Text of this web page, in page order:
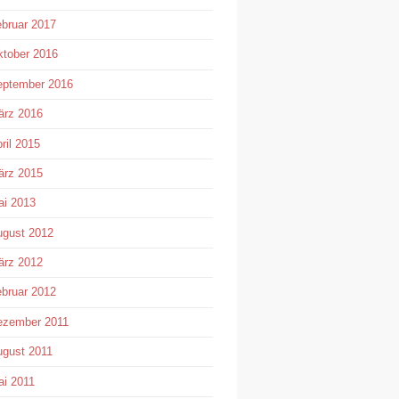
2017
2016
2016
2016
2015
2015
2013
2012
2012
2012
2011
2011
2011